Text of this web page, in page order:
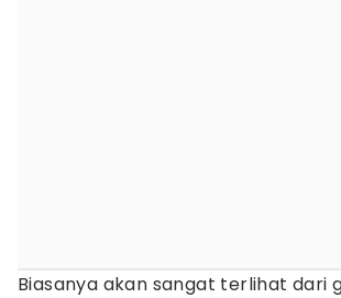
Biasanya akan sangat terlihat dari